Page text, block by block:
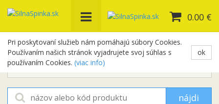
Pri poskytovaní služieb nám pomáhajú súbory Cookies.
Používaním našich stránok vyjadrujete svoj súhlas s
používaním Cookies. (viac info)
ok
0.00 €
+421 948 654 329
objednavky@silnaspinka.sk
nájdi